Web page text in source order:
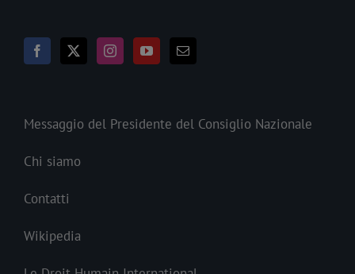
Messaggio del Presidente del Consiglio Nazionale
Chi siamo
Contatti
Wikipedia